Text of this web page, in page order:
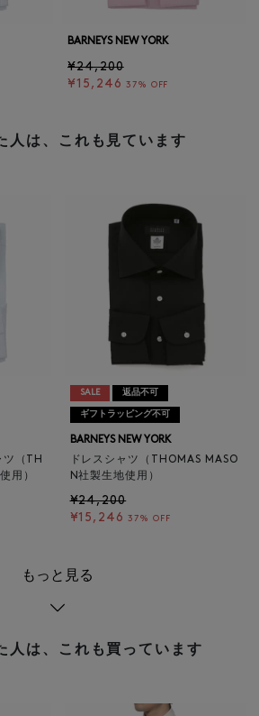
BARNEYS NEW YORK
¥24,200
¥15,246 37% OFF
人は、これも見ています
（TH
用）
SALE 返品不可
ギフトラッピング不可
BARNEYS NEW YORK
ドレスシャツ（THOMAS MASO
N社製生地使用）
¥24,200
¥15,246 37% OFF
もっと見る
人は、これも買っています